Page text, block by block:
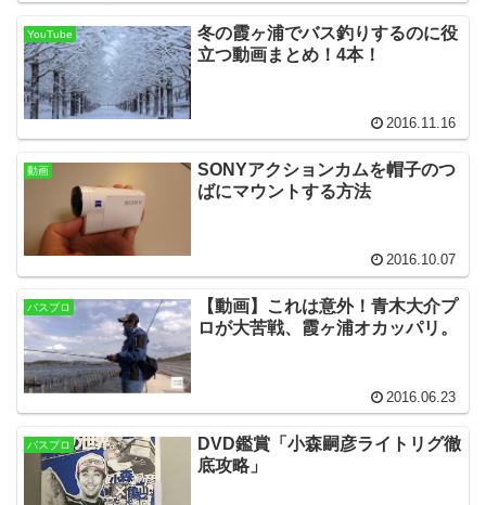
YouTube
冬の霞ヶ浦でバス釣りするのに役
立つ動画まとめ！4本！
2016.11.16
動画
SONYアクションカムを帽子のつ
ばにマウントする方法
2016.10.07
バスプロ
【動画】これは意外！青木大介プ
ロが大苦戦、霞ヶ浦オカッパリ。
2016.06.23
バスプロ
DVD鑑賞「小森嗣彦ライトリグ徹
底攻略」